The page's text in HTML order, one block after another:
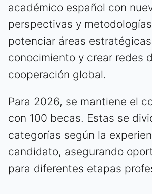
académico español con
perspectivas y
potenciar áreas
conocimiento y crear redes
cooperación global.
Para 2026, se mantiene el
con 100 becas. Estas se
categorías según la
candidato, asegurando
para diferentes etapas